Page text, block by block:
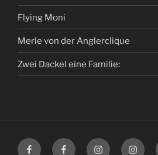
Flying Moni
Merle von der Anglerclique
Zwei Dackel eine Familie:
FacebookFacebookInstagram